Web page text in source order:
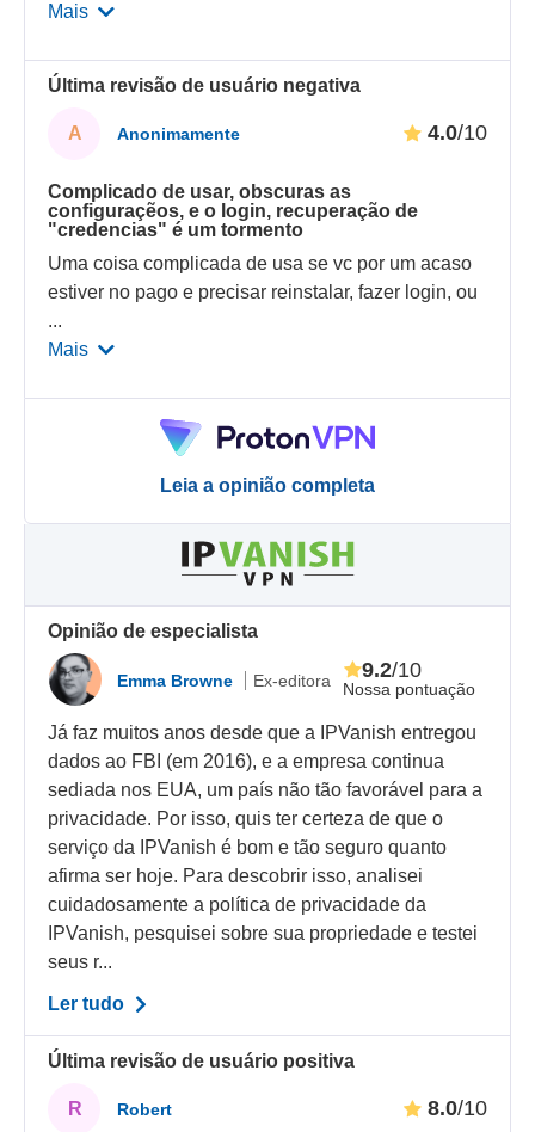
Mais
Última revisão de usuário negativa
A Anonimamente 4.0/10
Complicado de usar, obscuras as
configuraçẽos, e o login, recuperação de
"credencias" é um tormento
Uma coisa complicada de usa se vc por um acaso
estiver no pago e precisar reinstalar, fazer login, ou
...
Mais
Leia a opinião completa
Opinião de especialista
Emma Browne Ex-editora Nossa pontuação
9.2/10
Já faz muitos anos desde que a IPVanish entregou
dados ao FBI (em 2016), e a empresa continua
sediada nos EUA, um país não tão favorável para a
privacidade. Por isso, quis ter certeza de que o
serviço da IPVanish é bom e tão seguro quanto
afirma ser hoje. Para descobrir isso, analisei
cuidadosamente a política de privacidade da
IPVanish, pesquisei sobre sua propriedade e testei
seus r...
Ler tudo
Última revisão de usuário positiva
R Robert 8.0/10